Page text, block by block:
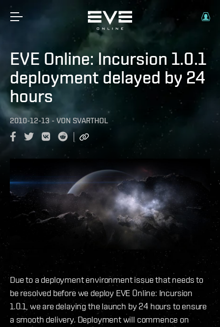
EVE Online: Incursion 1.0.1
deployment delayed by 24
hours
2010-12-13 - VON SVARTHOL
Due to a deployment environment issue that needs to
be resolved before we deploy EVE Online: Incursion
1.0.1, we are delaying the launch by 24 hours to ensure
a smooth delivery. Deployment will commence on